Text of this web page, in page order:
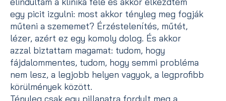
egy picit izgulni: most akkor tényleg meg fogják
műteni a szememet? Érzéstelenítés, műtét,
lézer, azért ez egy komoly dolog. És akkor
azzal biztattam magamat: tudom, hogy
fájdalommentes, tudom, hogy semmi probléma
nem lesz, a legjobb helyen vagyok, a legprofibb
körülmények között.
Tényleg csak egy pillanatra fordult meg a